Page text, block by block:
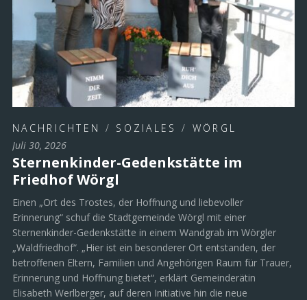
NACHRICHTEN / SOZIALES / WÖRGL
Juli 30, 2026
Sternenkinder-Gedenkstätte im
Friedhof Wörgl
Einen „Ort des Trostes, der Hoffnung und liebevoller
Erinnerung“ schuf die Stadtgemeinde Wörgl mit einer
Sternenkinder-Gedenkstätte in einem Wandgrab im Wörgler
„Waldfriedhof“. „Hier ist ein besonderer Ort entstanden, der
betroffenen Eltern, Familien und Angehörigen Raum für Trauer,
Erinnerung und Hoffnung bietet“, erklärt Gemeinderätin
Elisabeth Werlberger, auf deren Initiative hin die neue